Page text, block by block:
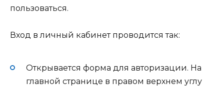
пользоваться.
Вход в личный кабинет проводится так:
Открывается форма для авторизации. На
главной странице в правом верхнем углу